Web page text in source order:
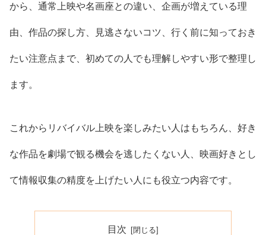
から、通常上映や名画座との違い、企画が増えている理
由、作品の探し方、見逃さないコツ、行く前に知っておき
たい注意点まで、初めての人でも理解しやすい形で整理し
ます。
これからリバイバル上映を楽しみたい人はもちろん、好き
な作品を劇場で観る機会を逃したくない人、映画好きとし
て情報収集の精度を上げたい人にも役立つ内容です。
目次